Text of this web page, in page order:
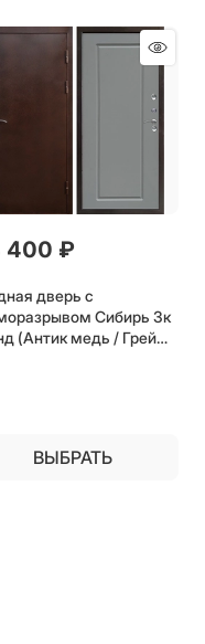
400 ₽
дверь с
Сибирь 3к
(Антик медь / Грей
ВЫБРАТЬ